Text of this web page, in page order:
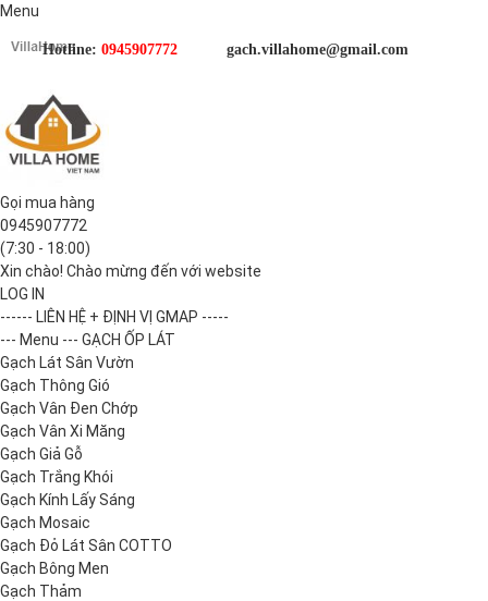
Menu
Hotline: 0945907772 gach.villahome@gmail.com
Gọi mua hàng
0945907772
(7:30 - 18:00)
Xin chào! Chào mừng đến với website
LOG IN
------ LIÊN HỆ + ĐỊNH VỊ GMAP -----
--- Menu --- GẠCH ỐP LÁT
Gạch Lát Sân Vườn
Gạch Thông Gió
Gạch Vân Đen Chớp
Gạch Vân Xi Măng
Gạch Giả Gỗ
Gạch Trắng Khói
Gạch Kính Lấy Sáng
Gạch Mosaic
Gạch Đỏ Lát Sân COTTO
Gạch Bông Men
Gạch Thảm